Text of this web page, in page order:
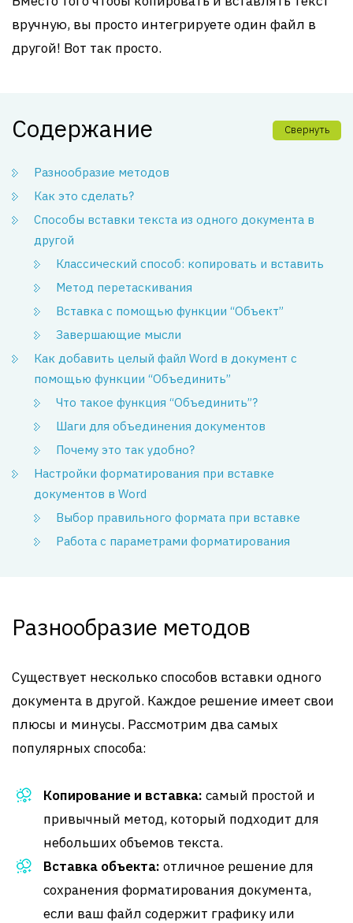
вручную, вы просто интегрируете один файл в
другой! Вот так просто.
Содержание Свернуть
Разнообразие методов
Как это сделать?
Способы вставки текста из одного документа в
другой
Классический способ: копировать и вставить
Метод перетаскивания
Вставка с помощью функции “Объект”
Завершающие мысли
Как добавить целый файл Word в документ с
помощью функции “Объединить”
Что такое функция “Объединить”?
Шаги для объединения документов
Почему это так удобно?
Настройки форматирования при вставке
документов в Word
Выбор правильного формата при вставке
Работа с параметрами форматирования
Разнообразие методов
Существует несколько способов вставки одного
документа в другой. Каждое решение имеет свои
плюсы и минусы. Рассмотрим два самых
популярных способа:
Копирование и вставка: самый простой и
привычный метод, который подходит для
небольших объемов текста.
Вставка объекта: отличное решение для
сохранения форматирования документа,
если ваш файл содержит графику или